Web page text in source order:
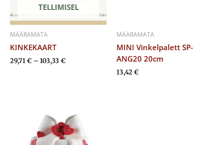
TELLIMISEL
MÄÄRAMATA
KINKEKAART
29,71€ –103,33 €
MÄÄRAMATA
MINI Vinkelpalett SP-
ANG20 20cm
13,42€